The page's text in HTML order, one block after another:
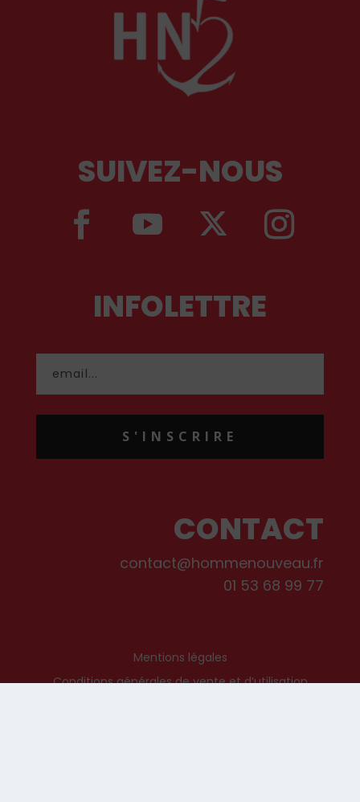
SUIVEZ-NOUS
INFOLETTRE
S'INSCRIRE
CONTACT
contact@hommenouveau.fr
01 53 68 99 77
Mentions légales
Conditions générales de vente et d’utilisation